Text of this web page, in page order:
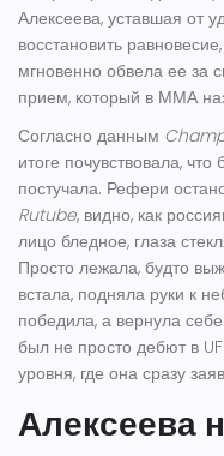
Алексеева, уставшая от
восстановить
мгновенно обвела ее
прием, который в ММА
Согласно данным
итоге почувствовала,
постучала. Рефери
Rutube, видно, как
лицо бледное, глаза
Просто лежала, будто
встала, подняла руки к
победила, а вернула
был не просто дебют в
уровня, где она сразу
Алексеева